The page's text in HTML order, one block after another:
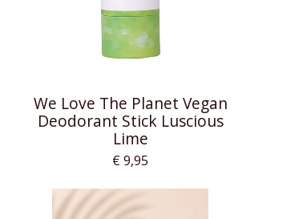
We Love The Planet Vegan
Deodorant Stick Luscious
Lime
€ 9,95